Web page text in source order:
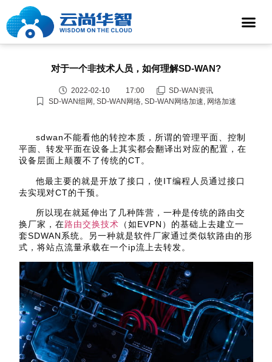
对于一个非技术人员，如何理解SD-WAN?
2022-02-10 17:00
SD-WAN资讯
SD-WAN组网, SD-WAN网络, SD-WAN网络加速, 网络加速
sdwan不能看他的转控本质，所谓的管理平面、控制
平面、转发平面在设备上其实都会翻译出对应的配置，在
设备层面上颠覆不了传统的CT。
他最主要的就是开放了接口，使IT编程人员通过接口
去实现对CT的干预。
所以现在就延伸出了几种阵营，一种是传统的路由交
换厂家，在路由交换技术 （如EVPN）的基础上去建立一
套SDWAN系统。另一种就是软件厂家通过类似软路由的形
式，将站点流量承载在一个ip流上去转发。